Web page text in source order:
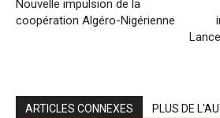
Nouvelle impulsion de la
coopération Algéro-Nigérienne
ARTICLES CONNEXES PLUS DE